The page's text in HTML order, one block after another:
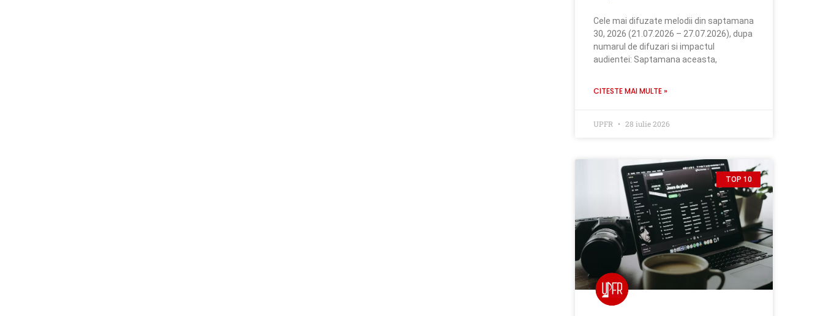
Cele mai difuzate melodii din saptamana
30, 2026 (21.07.2026 – 27.07.2026), dupa
numarul de difuzari si impactul
audientei: Saptamana aceasta,
CITESTE MAI MULTE »
UPFR 28 iulie 2026
TOP 10